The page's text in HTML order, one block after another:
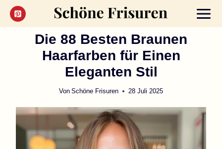
Zum
Inhalt
Die 88 Besten Braunen
Haarfarben für Einen
Eleganten Stil
Von Schöne Frisuren 28 Juli 2025